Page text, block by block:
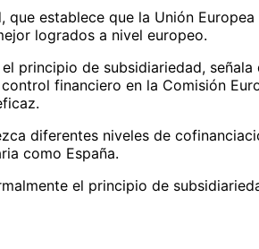
establece que la Unión
logrados a nivel europeo.
principio de subsidiariedad,
financiero en la Comisión
diferentes niveles de
como España.
el principio de